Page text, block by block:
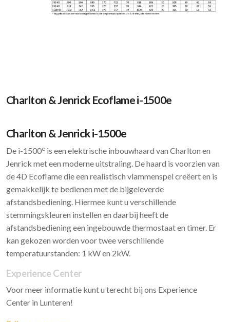
Charlton & Jenrick Ecoflame i-1500e
Charlton & Jenrick i-1500e
De i-1500e is een elektrische inbouwhaard van Charlton en
Jenrick met een moderne uitstraling. De haard is voorzien van
de 4D Ecoflame die een realistisch vlammenspel creëert en is
gemakkelijk te bedienen met de bijgeleverde
afstandsbediening. Hiermee kunt u verschillende
stemmingskleuren instellen en daarbij heeft de
afstandsbediening een ingebouwde thermostaat en timer. Er
kan gekozen worden voor twee verschillende
temperatuurstanden: 1 kW en 2kW.
Experience Center
Voor meer informatie kunt u terecht bij ons Experience
Center in Lunteren!